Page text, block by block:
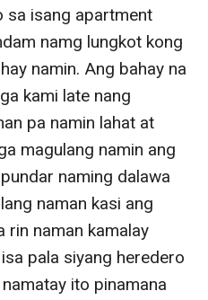
sa isang apartment
namg lungkot kong
namin. Ang bahay na
kami late nang
pa namin lahat at
magulang namin ang
naming dalawa
naman kasi ang
rin naman kamalay
pala siyang heredero
ito pinamana